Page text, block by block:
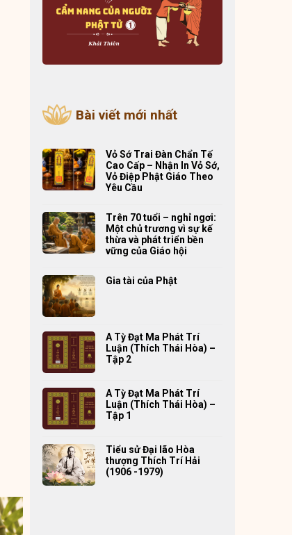
Bài viết mới nhất
Vỏ Sớ Trai Đàn Chẩn Tế
Cao Cấp – Nhận In Vỏ Sớ,
Vỏ Điệp Phật Giáo Theo
Yêu Cầu
Trên 70 tuổi – nghỉ ngơi:
Một chủ trương vì sự kế
thừa và phát triển bền
vững của Giáo hội
Gia tài của Phật
A Tỳ Đạt Ma Phát Trí
Luận (Thích Thái Hòa) –
Tập 2
A Tỳ Đạt Ma Phát Trí
Luận (Thích Thái Hòa) –
Tập 1
Tiểu sử Đại lão Hòa
thượng Thích Trí Hải
(1906 -1979)